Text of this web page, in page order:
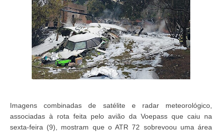
Imagens combinadas de satélite e radar meteorológico,
associadas à rota feita pelo avião da Voepass que caiu na
sexta-feira (9), mostram que o ATR 72 sobrevoou uma área